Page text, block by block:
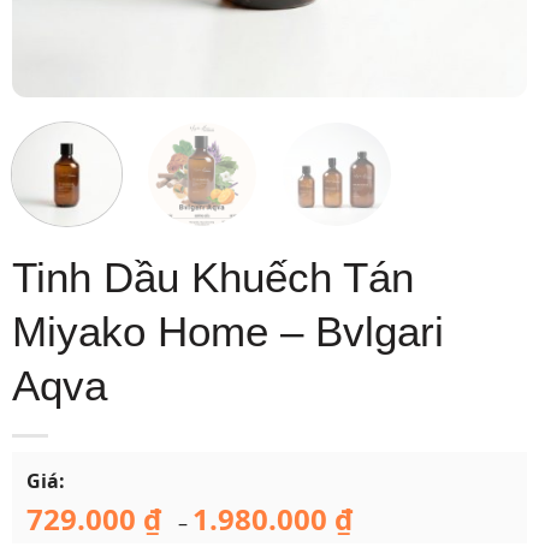
Tinh Dầu Khuếch Tán
Miyako Home – Bvlgari
Aqva
Giá:
729.000 ₫ – 1.980.000 ₫